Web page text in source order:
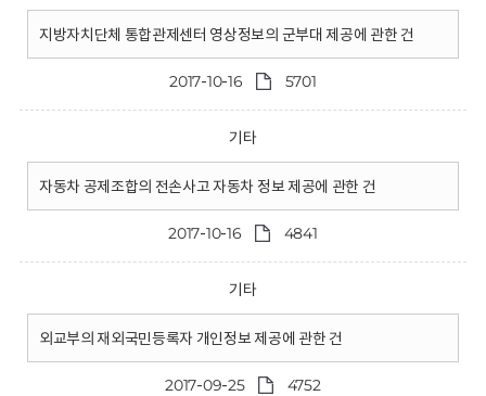
지방자치단체 통합관제센터 영상정보의 군부대 제공에 관한 건
2017-10-16 5701
기타
자동차 공제조합의 전손사고 자동차 정보 제공에 관한 건
2017-10-16 4841
기타
외교부의 재외국민등록자 개인정보 제공에 관한 건
2017-09-25 4752